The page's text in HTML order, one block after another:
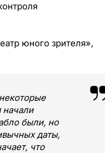
юного зрителя»,
были, но
даты,
что